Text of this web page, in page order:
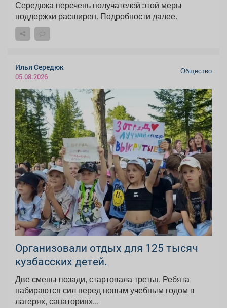
Середюка перечень получателей этой меры
поддержки расширен. Подробности далее.
Илья Середюк
05.08.2026
Общество
Организовали отдых для 125 тысяч
кузбасских детей.
Две смены позади, стартовала третья. Ребята
набираются сил перед новым учебным годом в
лагерях, санаториях...